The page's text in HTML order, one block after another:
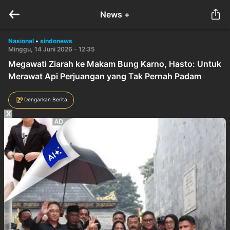
News +
Nasional • sindonews
Minggu, 14 Juni 2026 - 12:35
Megawati Ziarah ke Makam Bung Karno, Hasto: Untuk
Merawat Api Perjuangan yang Tak Pernah Padam
Dengarkan Berita
X